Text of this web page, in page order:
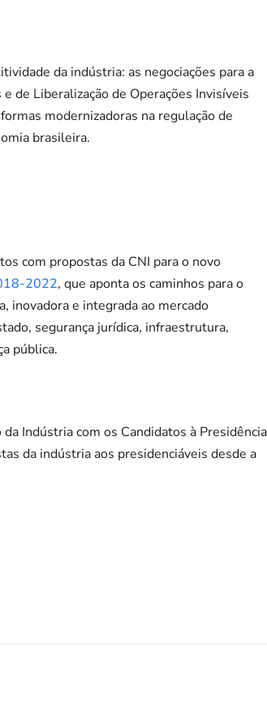
da indústria: as negociações para a
de Liberalização de Operações Invisíveis
modernizadoras na regulação de
brasileira.
com propostas da CNI para o novo
2022, que aponta os caminhos para o
inovadora e integrada ao mercado
segurança jurídica, infraestrutura,
pública.
Indústria com os Candidatos à Presidência
da indústria aos presidenciáveis desde a